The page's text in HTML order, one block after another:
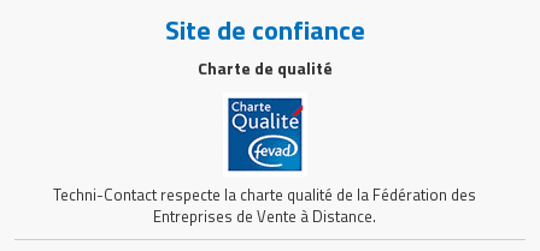
Site de confiance
Charte de qualité
Techni-Contact respecte la charte qualité de la Fédération des
Entreprises de Vente à Distance.